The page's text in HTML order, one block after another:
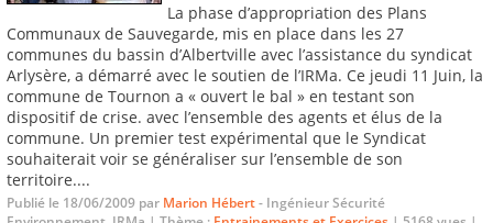
La phase d’appropriation des Plans
Communaux de Sauvegarde, mis en place dans les 27
communes du bassin d’Albertville avec l’assistance du syndicat
Arlysère, a démarré avec le soutien de l’IRMa. Ce jeudi 11 Juin, la
commune de Tournon a « ouvert le bal » en testant son
dispositif de crise. avec l’ensemble des agents et élus de la
commune. Un premier test expérimental que le Syndicat
souhaiterait voir se généraliser sur l’ensemble de son
territoire....
Publié le 18/06/2009 par Marion Hébert- Ingénieur Sécurité